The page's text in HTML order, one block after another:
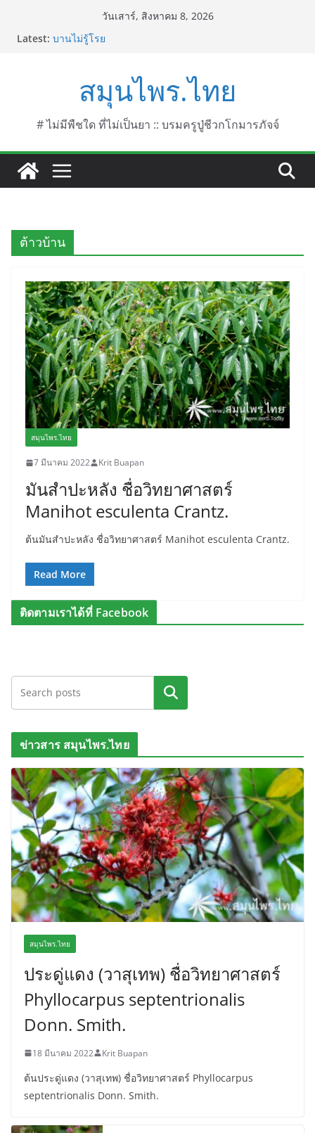
วันเสาร์, สิงหาคม 8, 2026
Latest: บานไม่รู้โรย
septentrionalis Donn. Smith.
บานไม่รู้โรยไฟเออร์เวิร์ค ชื่อวิทยาศาสตร์ Gomphrena
pulchella L. (Firework)
บานไม่รู้โรยป่า ชื่อวิทยาศาสตร์ Gomphrena
สมุนไพร.ไทย
# ไม่มีพืชใด ที่ไม่เป็นยา :: บรมครูปู่ชีวกโกมารภัจจ์
ต้าวบ้าน
สมุนไพร.ไทย
7 มีนาคม 2022 Krit Buapan
มันสำปะหลัง ชื่อวิทยาศาสตร์
Manihot esculenta Crantz.
ต้นมันสำปะหลัง ชื่อวิทยาศาสตร์ Manihot esculenta Crantz.
Read More
ติดตามเราได้ที่ Facebook
ค้นหา
ข่าวสาร สมุนไพร.ไทย
สมุนไพร.ไทย
ประดู่แดง (วาสุเทพ) ชื่อวิทยาศาสตร์
Phyllocarpus septentrionalis
Donn. Smith.
18 มีนาคม 2022 Krit Buapan
ต้นประดู่แดง (วาสุเทพ) ชื่อวิทยาศาสตร์ Phyllocarpus
septentrionalis Donn. Smith.